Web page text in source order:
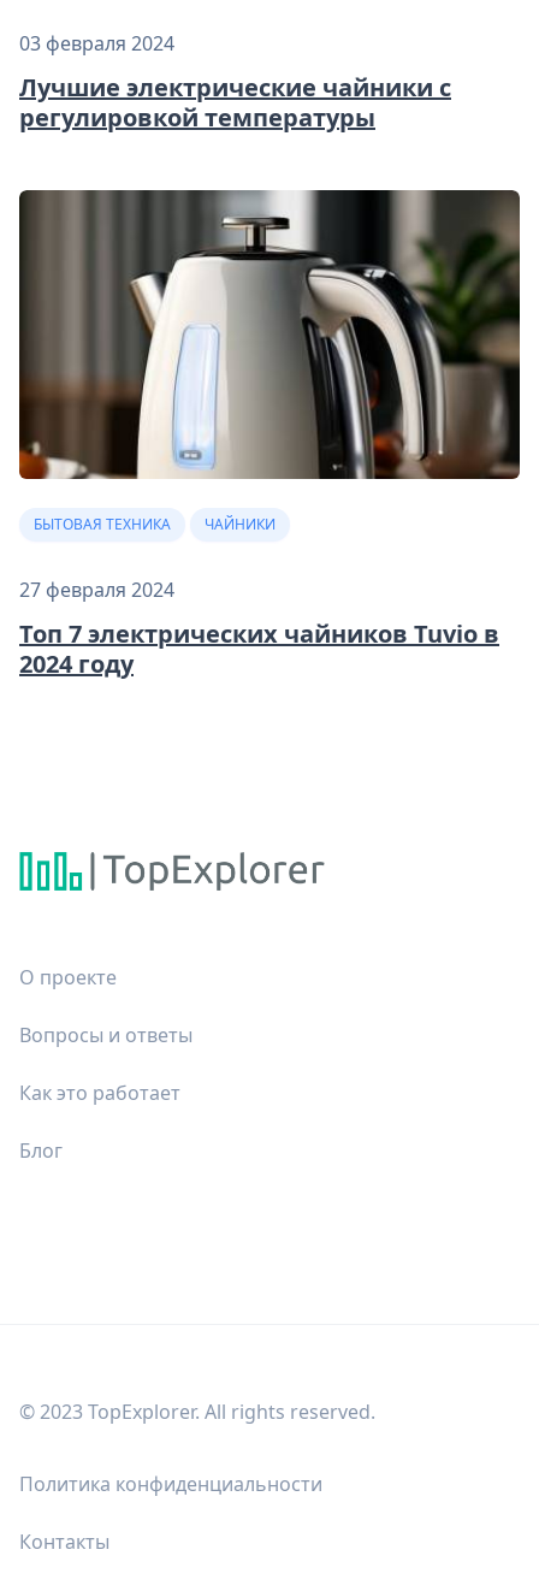
03 февраля 2024
Лучшие электрические чайники с
регулировкой температуры
БЫТОВАЯ ТЕХНИКА ЧАЙНИКИ
27 февраля 2024
Топ 7 электрических чайников Tuvio в
2024 году
О проекте
Вопросы и ответы
Как это работает
Блог
© 2023 TopExplorer. All rights reserved.
Политика конфиденциальности
Контакты